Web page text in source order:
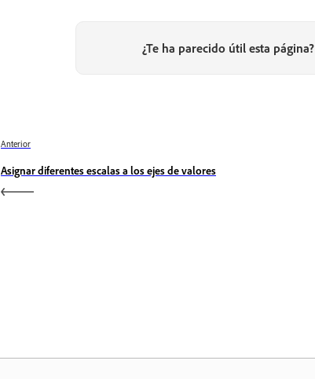
¿Te ha parecido útil esta página?
Anterior
Asignar diferentes escalas a los ejes de valores